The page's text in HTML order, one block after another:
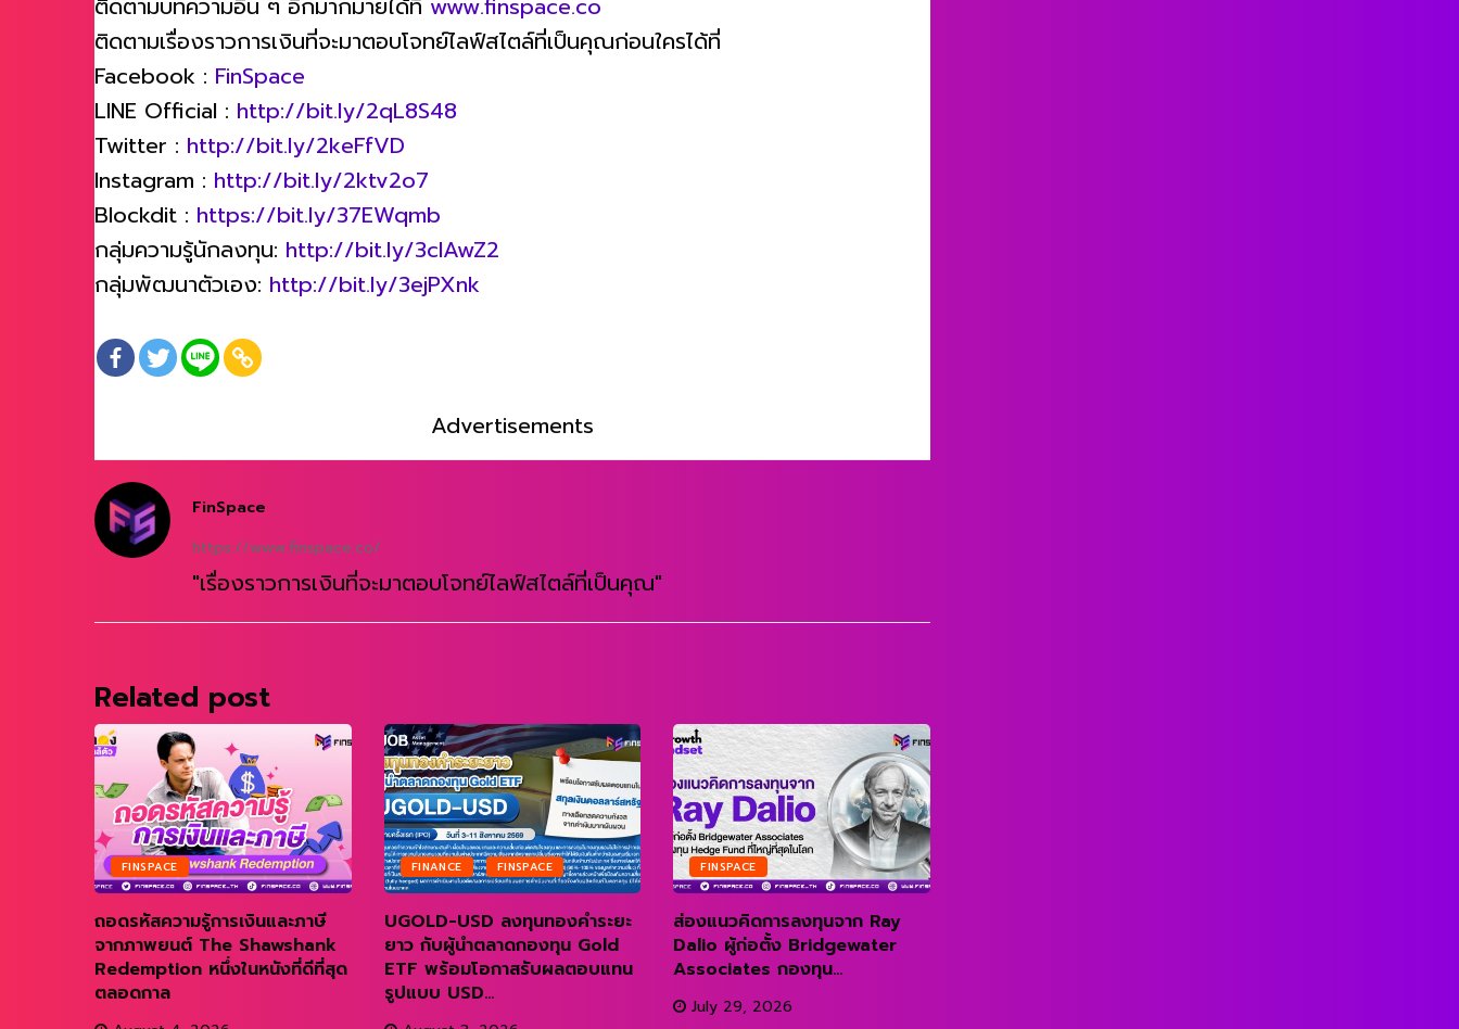
ติดตามบทความอื่น ๆ อีกมากมายได้ที่ www.finspace.co
ติดตามเรื่องราวการเงินที่จะมาตอบโจทย์ไลฟ์สไตล์ที่เป็นคุณก่อนใครได้ที่
Facebook : FinSpace
LINE Official : http://bit.ly/2qL8S48
Twitter : http://bit.ly/2keFfVD
Instagram : http://bit.ly/2ktv2o7
Blockdit : https://bit.ly/37EWqmb
กลุ่มความรู้นักลงทุน: http://bit.ly/3clAwZ2
กลุ่มพัฒนาตัวเอง: http://bit.ly/3ejPXnk
Advertisements
FinSpace
https://www.finspace.co/
"เรื่องราวการเงินที่จะมาตอบโจทย์ไลฟ์สไตล์ที่เป็นคุณ"
Related post
FINSPACE
ถอดรหัสความรู้การเงินและภาษี
จากภาพยนต์ The Shawshank
Redemption หนึ่งในหนังที่ดีที่สุด
ตลอดกาล
FINANCE FINSPACE
UGOLD-USD ลงทุนทองคำระยะ
ยาว กับผู้นำตลาดกองทุน Gold
ETF พร้อมโอกาสรับผลตอบแทน
รูปแบบ USD...
FINSPACE
ส่องแนวคิดการลงทุนจาก Ray
Dalio ผู้ก่อตั้ง Bridgewater
Associates กองทุน...
July 29, 2026